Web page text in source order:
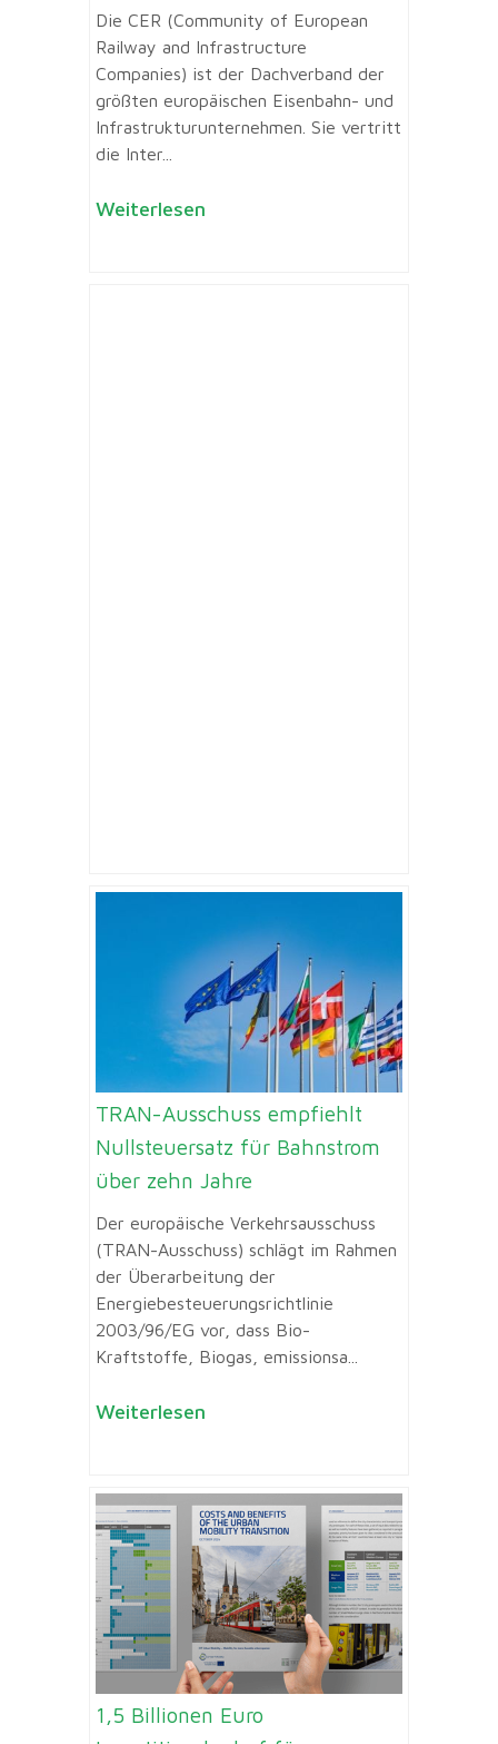
Die CER (Community of European
Railway and Infrastructure
Companies) ist der Dachverband der
größten europäischen Eisenbahn- und
Infrastrukturunternehmen. Sie vertritt
die Inter...
Weiterlesen
TRAN-Ausschuss empfiehlt
Nullsteuersatz für Bahnstrom
über zehn Jahre
Der europäische Verkehrsausschuss
(TRAN-Ausschuss) schlägt im Rahmen
der Überarbeitung der
Energiebesteuerungsrichtlinie
2003/96/EG vor, dass Bio-
Kraftstoffe, Biogas, emissionsa...
Weiterlesen
1,5 Billionen Euro